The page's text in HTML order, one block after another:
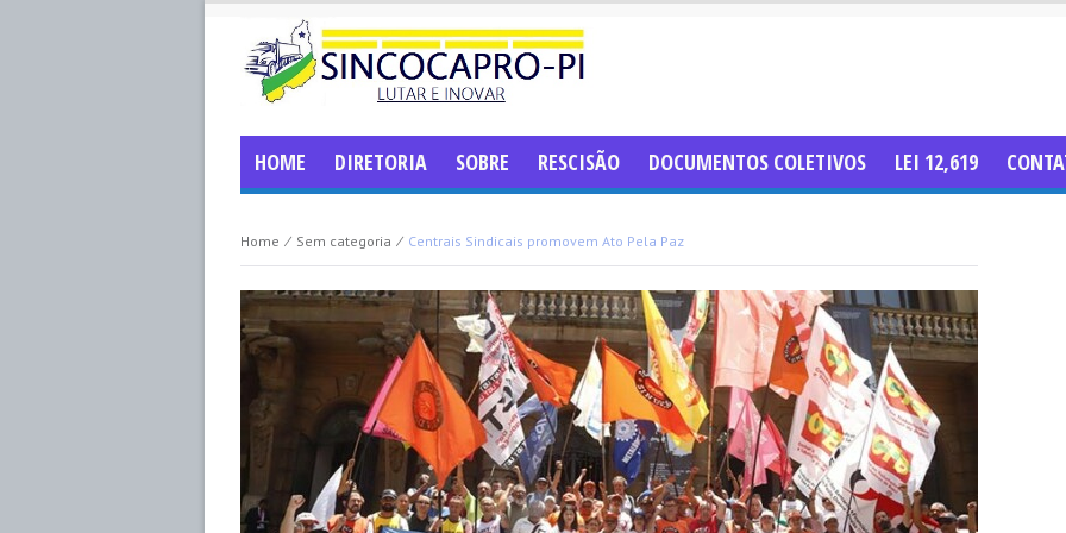
HOME DIRETORIA SOBRE RESCISÃO DOCUMENTOS COLETIVOS LEI 12,619
Home ⁄ Sem categoria ⁄ Centrais Sindicais promovem Ato Pela Paz